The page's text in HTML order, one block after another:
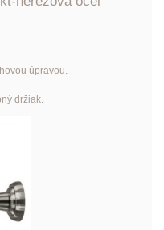
úpravou.
držiak.